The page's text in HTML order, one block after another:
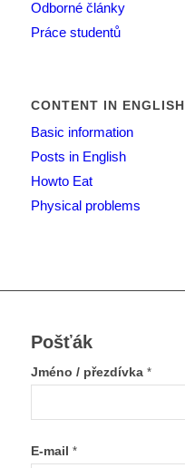
Odborné články
Práce studentů
CONTENT IN ENGLISH
Basic information
Posts in English
Howto Eat
Physical problems
Pošťák
Jméno / přezdívka *
E-mail *